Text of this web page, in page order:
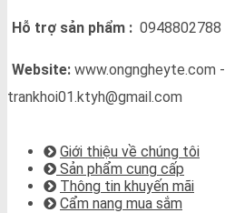
Hỗ trợ sản phẩm : 0948802788
Website: www.ongngheyte.com -
trankhoi01.ktyh@gmail.com
Giới thiệu về chúng tôi
Sản phẩm cung cấp
Thông tin khuyến mãi
Cẩm nang mua sắm